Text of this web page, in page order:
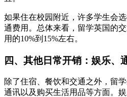
如果住在校园附近，许多学生会
通费用。总体来看，留学英国的
用的10%到15%左右。
四、其他日常开销：娱乐、
除了住宿、餐饮和交通之外，留
通讯以及购买生活用品等方面。